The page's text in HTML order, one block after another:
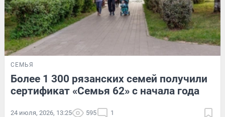
СЕМЬЯ
Более 1 300 рязанских семей получили
сертификат «Семья 62» с начала года
24 июля, 2026, 13:25 595 1